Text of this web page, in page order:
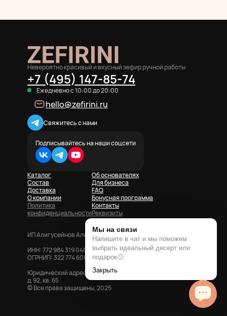
Невероятно красивый и вкусный зефир ручной работы
Каталог
Состав
Доставка
О компании
Политика
конфиденциальности
Об основателях
Для бизнеса
FAQ
Бонусная программа
Контакты
Реквизиты
+7 (495) 147-85-74
Ежедневно с 10:00 до 20:00
hello@zefirini.ru
Свяжитесь с нами
Подписывайтесь на наши соцсети
ИП Алигусейнов Александр Азерович
ИНН: 772 984 319 048
ОГРНИП: 322 774 600 702 992
Юридический адрес: 119 415, г. Москва, Ленинский пр-т,
д. 92, кв. 65
©️ Все права защищены, 2025